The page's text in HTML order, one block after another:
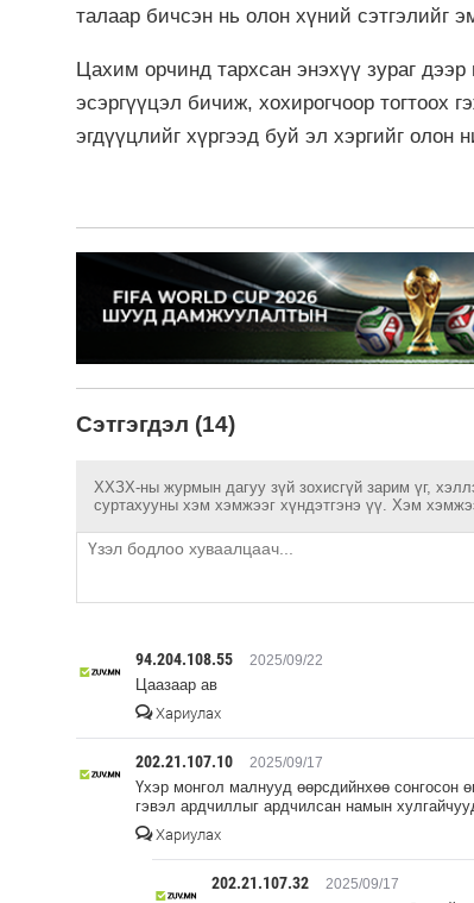
талаар бичсэн нь олон хүний сэтгэлийг
Цахим орчинд тархсан энэхүү зураг
эсэргүүцэл бичиж, хохирогчоор тогтоох
эгдүүцлийг хүргээд буй эл хэргийг олон
Сэтгэгдэл (14)
ХХЗХ-ны журмын дагуу зүй зохисгүй зарим үг,
суртахууны хэм хэмжээг хүндэтгэнэ үү. Хэм
94.204.108.55 2025/09/22
Цаазаар ав
Хариулах
202.21.107.10 2025/09/17
Үхэр монгол малнууд өөрсдийнхөө
гэвэл ардчиллыг ардчилсан намын
Хариулах
202.21.107.32 2025/09/17